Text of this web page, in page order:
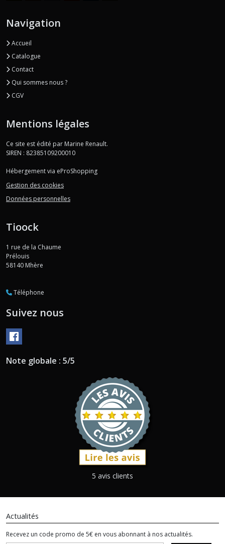
Navigation
Accueil
Catalogue
Contact
Qui sommes nous ?
CGV
Mentions légales
Ce site est édité par Marine Renault.
SIREN : 82385109200010
Hébergement via eProShopping
Gestion des cookies
Données personnelles
Tioock
1 rue de la Chaume
Prélouis
58140 Mhère
Téléphone
Suivez nous
Note globale : 5/5
5 avis clients
Actualités
Recevez un code promo de 5€ en vous abonnant à nos actualités.